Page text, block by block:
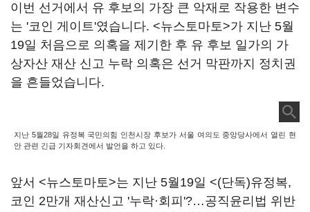
이번 선거에서 유 후보의 가장 큰 악재로 작용한 변수
는 '코인 게이트'였습니다. <뉴스토마토>가 지난 5월
19일 처음으로 의혹을 제기한 후 유 후보 일가의 가
상자산 재산 신고 누락 의혹은 선거 막판까지 정치권
을 흔들었습니다.
지난 5월28일 유정복 국민의힘 인천시장 후보가 서울 여의도 중앙당사에서 열린 현
안 관련 긴급 기자회견에서 발언을 하고 있다.
앞서 <뉴스토마토>는 지난 5월19일 <(단독)유정복,
코인 2만개 재산신고 '누락·회피'?…공직윤리법 위반